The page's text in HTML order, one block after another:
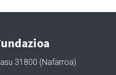
31800 (Nafarroa)